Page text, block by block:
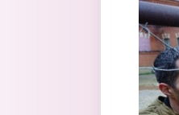
Перейти к основному содержанию